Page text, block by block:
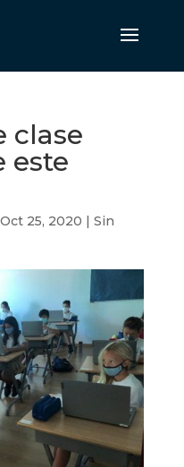
clase
este
Oct 25, 2020 | Sin